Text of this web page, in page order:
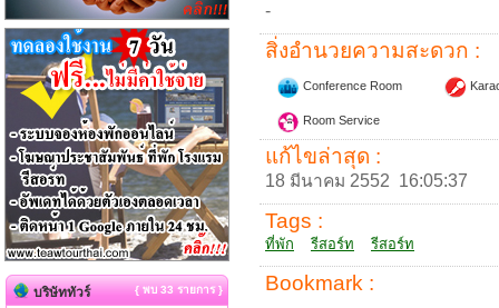
-
สิ่งอำนวยความสะดวก :
Conference Room
Room Service
แก้ไขล่าสุด :
18 มีนาคม 2552 16:05:37
Tags :
ที่พัก รีสอร์ท รีสอร์ท
Bookmark :
บริษัททัวร์ { พบ 33 รายการ }